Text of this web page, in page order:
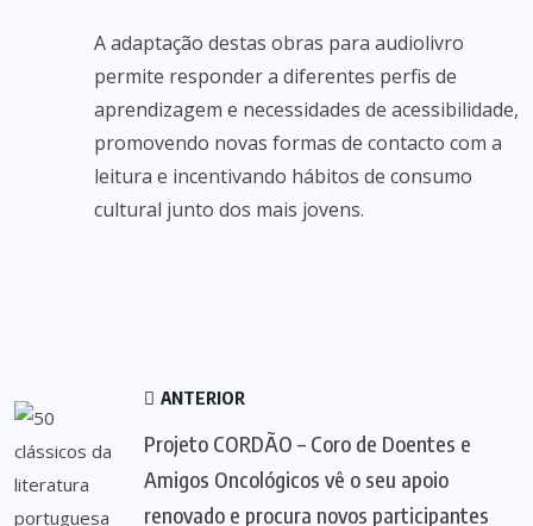
A adaptação destas obras para audiolivro
permite responder a diferentes perfis de
aprendizagem e necessidades de acessibilidade,
promovendo novas formas de contacto com a
leitura e incentivando hábitos de consumo
cultural junto dos mais jovens.
ANTERIOR
Projeto CORDÃO – Coro de Doentes e
Amigos Oncológicos vê o seu apoio
renovado e procura novos participantes